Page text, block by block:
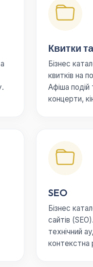
Квитки
Бізнес
квитків на
Афіша подій
концерти,
SEO
Бізнес
сайтів
технічний
контекстна